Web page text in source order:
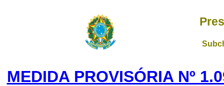
MEDIDA PROVISÓRIA Nº